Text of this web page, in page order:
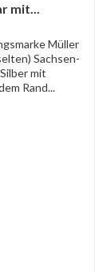
mit...
Müller
Sachsen-
mit
Rand...